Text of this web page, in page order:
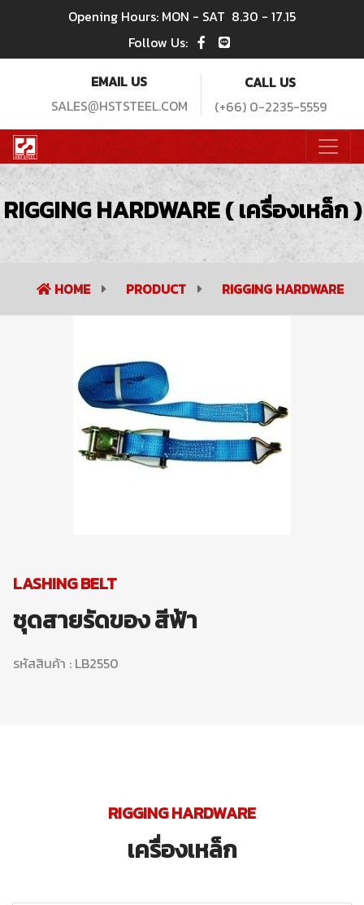
Opening Hours: MON - SAT 8.30 - 17.15
Follow Us:
EMAIL US
SALES@HSTSTEEL.COM
CALL US
(+66) 0-2235-5559
RIGGING HARDWARE ( เครื่องเหล็ก )
HOME PRODUCT RIGGING HARDWARE
LASHING BELT
ชุดสายรัดของ สีฟ้า
รหัสสินค้า : LB2550
RIGGING HARDWARE
เครื่องเหล็ก